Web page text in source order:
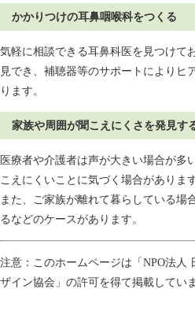
かかりつけの耳鼻咽喉科をつくる
気軽に相談できる耳鼻科医を見つけて
見でき、補聴器等のサポートによりヒ
ります。
家族や周囲が聞こえにくさを発見す
医療者や介護者は声が大きい場合が多
こえにくいことに気づく場合があります
また、ご家族が離れて暮らしている場
るなどのケースがあります。
注意：このホームページは「NPO法人
ザイン協会」の許可を得て掲載してい